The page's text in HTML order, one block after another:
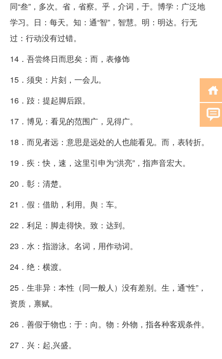
同“叁”，多次。省，省察。乎，介词，于。博学：广泛地
学习。日：每天。知：通“智”，智慧。明：明达。行无
过：行动没有过错。
14．吾尝终日而思矣：而，表修饰
15．须臾：片刻，一会儿。
16．跂：提起脚后跟。
17．博见：看见的范围广，见得广。
18．而见者远：意思是远处的人也能看见。而，表转折。
19．疾：快，速，这里引申为“洪亮”，指声音宏大。
20．彰：清楚。
21．假：借助，利用。舆：车。
22．利足：脚走得快。致：达到。
23．水：指游泳。名词，用作动词。
24．绝：横渡。
25．生非异：本性（同一般人）没有差别。生，通“性”，
资质，禀赋。
26．善假于物也：于：向。物：外物，指各种客观条件。
27．兴：起,兴盛。